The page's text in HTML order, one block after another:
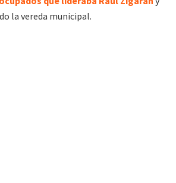
la vereda municipal.